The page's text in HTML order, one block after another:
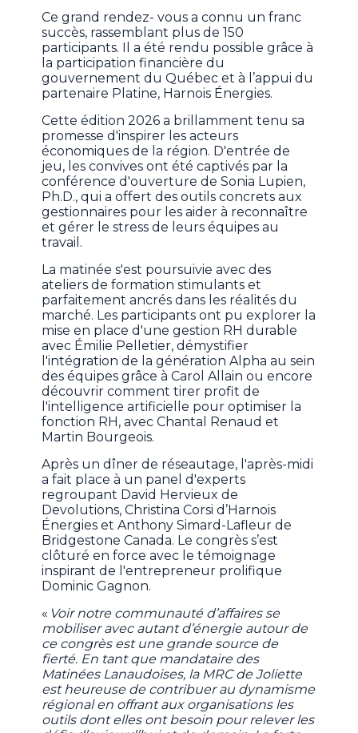
Ce grand rendez- vous a connu un franc
succès, rassemblant plus de 150
participants. Il a été rendu possible grâce à
la participation financière du
gouvernement du Québec et à l’appui du
partenaire Platine, Harnois Énergies.
Cette édition 2026 a brillamment tenu sa
promesse d'inspirer les acteurs
économiques de la région. D'entrée de
jeu, les convives ont été captivés par la
conférence d'ouverture de Sonia Lupien,
Ph.D., qui a offert des outils concrets aux
gestionnaires pour les aider à reconnaître
et gérer le stress de leurs équipes au
travail.
La matinée s'est poursuivie avec des
ateliers de formation stimulants et
parfaitement ancrés dans les réalités du
marché. Les participants ont pu explorer la
mise en place d'une gestion RH durable
avec Émilie Pelletier, démystifier
l'intégration de la génération Alpha au sein
des équipes grâce à Carol Allain ou encore
découvrir comment tirer profit de
l'intelligence artificielle pour optimiser la
fonction RH, avec Chantal Renaud et
Martin Bourgeois.
Après un dîner de réseautage, l'après-midi
a fait place à un panel d'experts
regroupant David Hervieux de
Devolutions, Christina Corsi d’Harnois
Énergies et Anthony Simard-Lafleur de
Bridgestone Canada. Le congrès s’est
clôturé en force avec le témoignage
inspirant de l'entrepreneur prolifique
Dominic Gagnon.
« Voir notre communauté d’affaires se
mobiliser avec autant d’énergie autour de
ce congrès est une grande source de
fierté. En tant que mandataire des
Matinées Lanaudoises, la MRC de Joliette
est heureuse de contribuer au dynamisme
régional en offrant aux organisations les
outils dont elles ont besoin pour relever les